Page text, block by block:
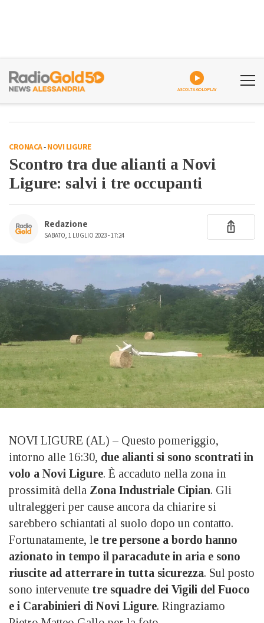
ASCOLTA GOLDPLAY
CRONACA-NOVI LIGURE
Scontro tra due alianti a Novi
Ligure: salvi i tre occupanti
Redazione
SABATO, 1 LUGLIO 2023 - 17:24
NOVI LIGURE (AL) – Questo pomeriggio,
intorno alle 16:30, due alianti si sono scontrati in
volo a Novi Ligure. È accaduto nella zona in
prossimità della Zona Industriale Cipian. Gli
ultraleggeri per cause ancora da chiarire si
sarebbero schiantati al suolo dopo un contatto.
Fortunatamente, le tre persone a bordo hanno
azionato in tempo il paracadute in aria e sono
riuscite ad atterrare in tutta sicurezza. Sul posto
sono intervenute tre squadre dei Vigili del Fuoco
e i Carabinieri di Novi Ligure. Ringraziamo